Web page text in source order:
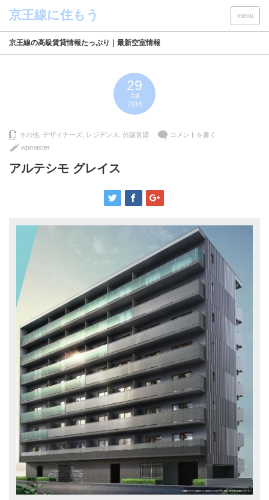
menu
京王線の高級賃貸情報たっぷり｜最新空室情報
29
Jul
2018
その他 デザイナーズ レジデンス 分譲賃貸
コメントを書く
wpmaster
アルテシモ グレイス